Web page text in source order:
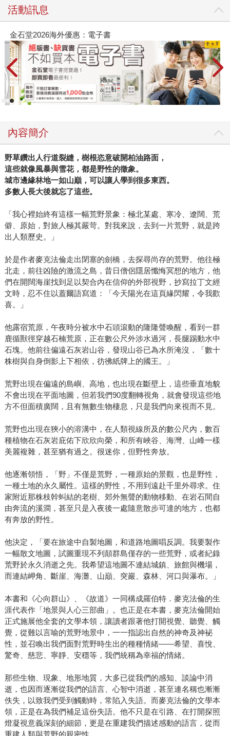
活動訊息
金石堂2026海外優惠：電子書
內容簡介
野草鑽出人行道裂縫，樹根恣意破開柏油路面，
這些就像風暴與雪花，都是野性的徵象。
城市邊緣林地一如山巔，可以讓人學到很多東西。
多數人長大後就忘了這些。
「我心裡始終有這樣一幅荒野景象：極北某處、寒冷、遼闊、荒
僻、原始，對旅人極其嚴苛。對我來說，去到一片荒野，就是跨
出人類歷史。」
於是作者麥克法倫走出閉塞的劍橋，去探尋尚存的荒野。他往極
北走，前往凶險的激流之島，昔日僧侶隱居懺悔冥想的地方，他
們在開闊海崖找到足以契合內在信仰的外部視野，抄寫拉丁文經
文時，忍不住以蓋爾語寫道：「今天陽光在這頁緣閃耀，令我歡
喜。」
他露宿荒原，午夜時分被水中石頭滾動的隆隆聲喚醒，看到一群
鹿循獸徑穿越石楠荒原，正在數公尺外涉水過河，長腿踢動水中
石塊。他前往偏遠石灰岩山谷，發現山谷已為水所淹沒，「數十
株樹與自身倒影上下相依，彷彿紙牌上的國王。」
荒野出現在偏遠的島嶼、高地，也出現在斷壁上，這些垂直地貌
不會出現在平面地圖，但若我們90度翻轉視角，就會發現這些地
方不但面積廣闊，且有無數生物棲息，只是我們向來視而不見。
荒野也出現在狹小的溶溝中，在人類視線所及的數公尺內，數百
種植物在石灰岩庇佑下欣欣向榮，和所有峽谷、海灣、山峰一樣
美麗複雜，甚至猶有過之。很迷你，但野性奔放。
他逐漸領悟，「野」不僅是荒野，一種原始的景觀，也是野性，
一種土地的永久屬性。這樣的野性，不用到遠赴千里外尋求。住
家附近那株枝幹虯結的老樹、郊外無聲的動物移動、在岩石間自
由奔流的溪澗，甚至只是入夜後一處隨意散步可達的地方，也都
有奔放的野性。
他決定，「要在旅途中自製地圖，和道路地圖唱反調。我要製作
一幅散文地圖，試圖重現不列顛群島僅存的一些荒野，或者紀錄
荒野於永久消逝之先。我希望這地圖不連結城鎮、旅館與機場，
而連結岬角、斷崖、海灘、山巔、突巖、森林、河口與瀑布。」
本書和《心向群山》、《故道》一同構成羅伯特．麥克法倫的生
涯代表作「地景與人心三部曲」。也正是在本書，麥克法倫開始
正式施展他全套的文學本領，讓讀者跟著他打開視覺、聽覺、觸
覺，從難以言喻的荒野地景中，一一指認出自然的神奇及神袐
性，並召喚出我們面對荒野時生出的種種情緒——希望、喜悅、
驚奇、慈悲、寧靜、安穩等，我們統稱為幸福的情緒。
那些生物、現象、地形地質，大多已從我們的感知、談論中消
逝，也因而逐漸從我們的語言、心智中消逝，甚至連名稱也漸漸
佚失，以致我們受到觸動時，常陷入失語。而麥克法倫的文學本
領，正是在為我們補足這份失語。他不只是在引路、在打開探照
燈凝視意義深刻的細節，更是在重建我們描述感動的語言，從而
重建人類與荒野的親密性。